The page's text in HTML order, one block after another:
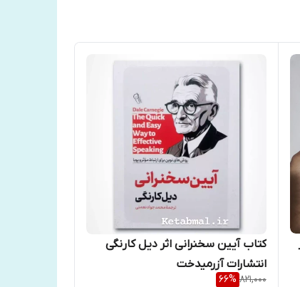
کتاب آیین سخنرانی اثر دیل کارنگی
انتشارات آزرمیدخت
821,000
66%